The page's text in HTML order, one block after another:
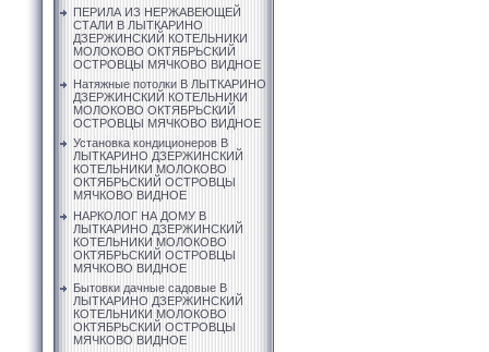
ПЕРИЛА ИЗ НЕРЖАВЕЮЩЕЙ
СТАЛИ В ЛЫТКАРИНО
ДЗЕРЖИНСКИЙ КОТЕЛЬНИКИ
МОЛОКОВО ОКТЯБРЬСКИЙ
ОСТРОВЦЫ МЯЧКОВО ВИДНОЕ
Натяжные потолки В ЛЫТКАРИНО
ДЗЕРЖИНСКИЙ КОТЕЛЬНИКИ
МОЛОКОВО ОКТЯБРЬСКИЙ
ОСТРОВЦЫ МЯЧКОВО ВИДНОЕ
Установка кондиционеров В
ЛЫТКАРИНО ДЗЕРЖИНСКИЙ
КОТЕЛЬНИКИ МОЛОКОВО
ОКТЯБРЬСКИЙ ОСТРОВЦЫ
МЯЧКОВО ВИДНОЕ
НАРКОЛОГ НА ДОМУ В
ЛЫТКАРИНО ДЗЕРЖИНСКИЙ
КОТЕЛЬНИКИ МОЛОКОВО
ОКТЯБРЬСКИЙ ОСТРОВЦЫ
МЯЧКОВО ВИДНОЕ
Бытовки дачные садовые В
ЛЫТКАРИНО ДЗЕРЖИНСКИЙ
КОТЕЛЬНИКИ МОЛОКОВО
ОКТЯБРЬСКИЙ ОСТРОВЦЫ
МЯЧКОВО ВИДНОЕ